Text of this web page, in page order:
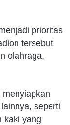
prioritas
tersebut
olahraga,
menyiapkan
seperti
kaki yang